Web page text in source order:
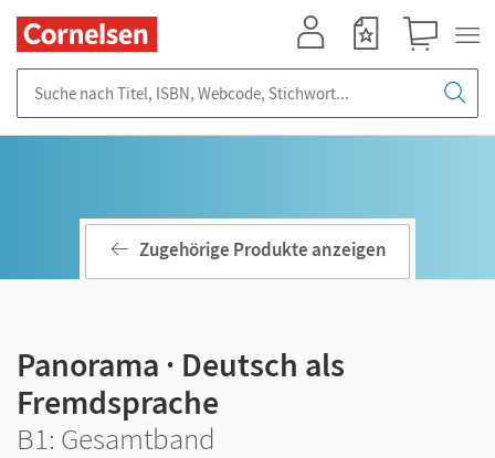
Zugehörige Produkte anzeigen
Panorama · Deutsch als
Fremdsprache
B1: Gesamtband